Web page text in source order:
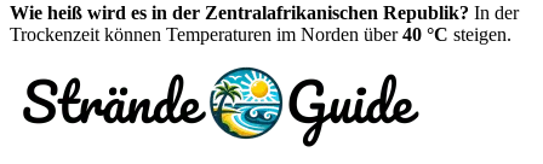
Wie heiß wird es in der Zentralafrikanischen Republik? In der
Trockenzeit können Temperaturen im Norden über40 °C steigen.